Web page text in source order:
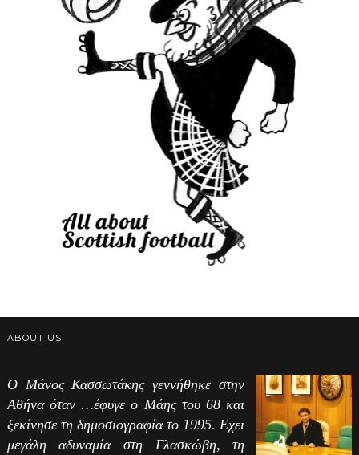
ABOUT US
Ο Μάνος Κασσωτάκης γεννήθηκε στην
Αθήνα όταν …έφυγε ο Μάης του 68 και
ξεκίνησε τη δημοσιογραφία το 1995. Εχει
μεγάλη αδυναμία στη Γλασκώβη, τη